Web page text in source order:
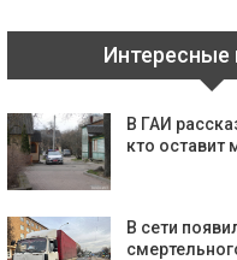
Интересные
В ГАИ
кто оставит
В сети